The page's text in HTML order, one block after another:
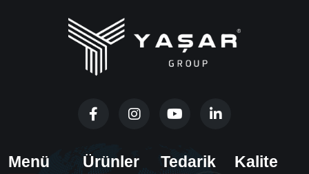
Menü Ürünler Tedarik
Kalite